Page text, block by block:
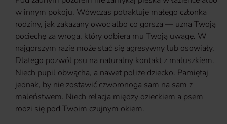
w innym pokoju. Wówczas potraktuje małego członka
rodziny, jak zakazany owoc albo co gorsza — uzna Twoją
pociechę za wroga, który odbiera mu Twoją uwagę. W
najgorszym razie może stać się agresywny lub osowiały.
Dlatego pozwól psu na naturalny kontakt z maluszkiem.
Niech pupil obwącha, a nawet poliże dziecko. Pamiętaj
jednak, by nie zostawić czworonoga sam na sam z
maleństwem. Niech relacja między dzieckiem a psem
rodzi się pod Twoim czujnym okiem.